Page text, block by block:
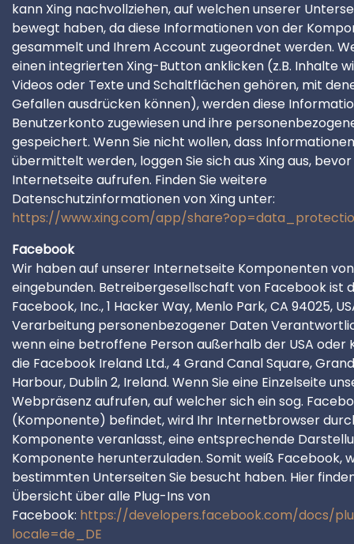
kann Xing nachvollziehen, auf welchen unserer
bewegt haben, da diese Informationen von der
gesammelt und Ihrem Account zugeordnet werden.
einen integrierten Xing-Button anklicken (z.B. Inhalte
Videos oder Texte und Schaltflächen gehören, mit
Gefallen ausdrücken können), werden diese
Benutzerkonto zugewiesen und ihre
gespeichert. Wenn Sie nicht wollen, dass
übermittelt werden, loggen Sie sich aus Xing aus, bevor
Internetseite aufrufen. Finden Sie weitere
Datenschutzinformationen von Xing unter:
https://www.xing.com/app/
Facebook
Wir haben auf unserer Internetseite Komponenten
eingebunden. Betreibergesellschaft von Facebook ist
Facebook, Inc., 1 Hacker Way, Menlo Park, CA 94025,
Verarbeitung personenbezogener Daten
wenn eine betroffene Person außerhalb der USA oder
die Facebook Ireland Ltd., 4 Grand Canal Square,
Harbour, Dublin 2, Ireland. Wenn Sie eine Einzelseite
Webpräsenz aufrufen, auf welcher sich ein sog.
(Komponente) befindet, wird Ihr Internetbrowser
Komponente veranlasst, eine entsprechende
Komponente herunterzuladen. Somit weiß Facebook,
bestimmten Unterseiten Sie besucht haben. Hier
Übersicht über alle Plug-Ins von
Facebook: https://developers.facebook.com/docs/
locale=de_DE